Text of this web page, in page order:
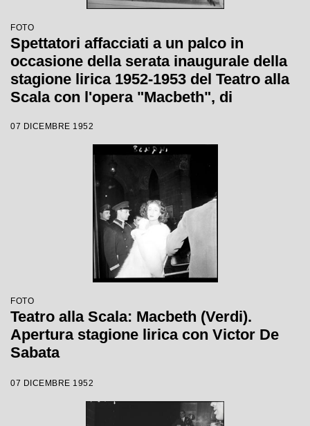
FOTO
Spettatori affacciati a un palco in
occasione della serata inaugurale della
stagione lirica 1952-1953 del Teatro alla
Scala con l'opera "Macbeth", di
Sabata, con la regia di Carl Ebert
07 DICEMBRE 1952
FOTO
Teatro alla Scala: Macbeth (Verdi).
Apertura stagione lirica con Victor De
Sabata
07 DICEMBRE 1952